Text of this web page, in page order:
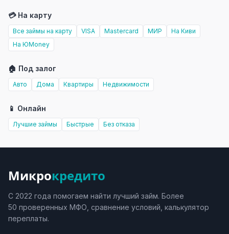
💳 На карту
Все займы на карту VISA Mastercard МИР
На Киви
На ЮMoney
🏠 Под залог
Авто Дома Квартиры Недвижимости
📱 Онлайн
Лучшие займы Быстрые Без отказа
Микрокредито
С 2022 года помогаем найти лучший займ. Более
50 проверенных МФО, сравнение условий, калькулятор
переплаты.